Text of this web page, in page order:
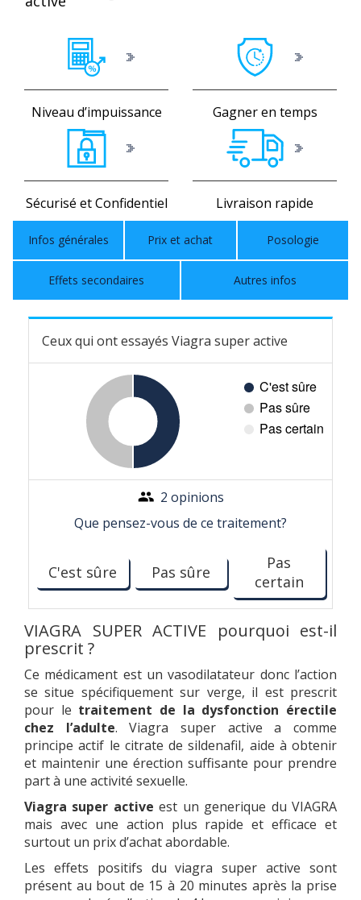
Niveau d’impuissance Gagner en temps
Sécurisé et Confidentiel Livraison rapide
Infos générales Prix et achat Posologie
Effets secondaires Autres infos
Ceux qui ont essayés Viagra super active
2 opinions
Que pensez-vous de ce traitement?
C'est sûre Pas sûre
Pas
certain
VIAGRA SUPER ACTIVE pourquoi est-il
prescrit ?
Ce médicament est un vasodilatateur donc l’action
se situe spécifiquement sur verge, il est prescrit
pour le traitement de la dysfonction érectile
chez l’adulte. Viagra super active a comme
principe actif le citrate de sildenafil, aide à obtenir
et maintenir une érection suffisante pour prendre
part à une activité sexuelle.
Viagra super active est un generique du VIAGRA
mais avec une action plus rapide et efficace et
surtout un prix d’achat abordable.
Les effets positifs du viagra super active sont
présent au bout de 15 à 20 minutes après la prise